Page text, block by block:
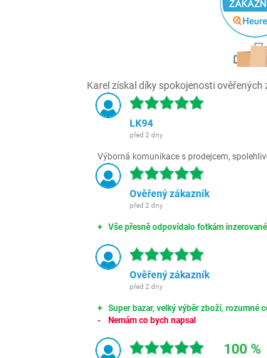
Karel získal díky spokojenosti
LK94
před 2 dny
Výborná komunikace s prodejcem,
Ověřený zákazník
před 2 dny
Vše přesně odpovídalo fotkám
Ověřený zákazník
před 2 dny
Super bazar, velký výběr zboží, rozumné
Nemám co bych napsal
100 %